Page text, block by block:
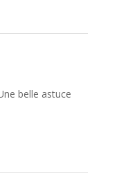
belle astuce